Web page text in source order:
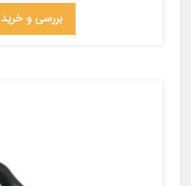
بررسی و خرید